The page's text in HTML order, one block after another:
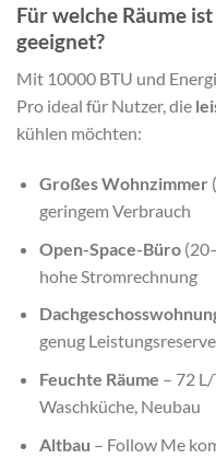
Für welche Räume
geeignet?
Mit 10000 BTU und
Pro ideal für Nutzer, die
kühlen möchten:
Großes Wohnzimmer
geringem Verbrauch
Open-Space-Büro
hohe Stromrechnung
genug Leistungsreserve
Feuchte Räume – 72
Waschküche, Neubau
Altbau – Follow Me